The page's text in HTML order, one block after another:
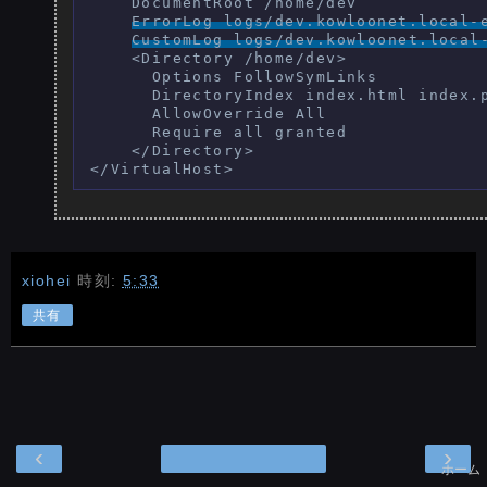
ErrorLog logs/dev.kowloonet.local-
CustomLog logs/
    <Directory /home/dev>
      Options FollowSymLinks
DirectoryIndex index.html
      AllowOverride All
      Require all granted
    </Directory>
xiohei 時刻: 5:33
共有
‹ ›
ホーム